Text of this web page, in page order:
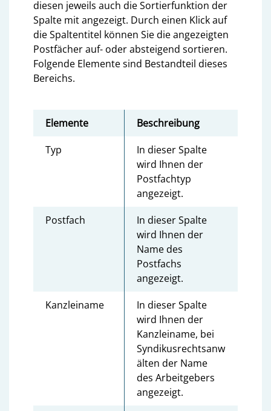
diesen jeweils auch die Sortierfunktion der
Spalte mit angezeigt. Durch einen Klick auf
die Spaltentitel können Sie die angezeigten
Postfächer auf- oder absteigend sortieren.
Folgende Elemente sind Bestandteil dieses
Bereichs.
Elemente
Beschreibung
Typ
In dieser Spalte
wird Ihnen der
Postfachtyp
angezeigt.
Postfach
In dieser Spalte
wird Ihnen der
Name des
Postfachs
angezeigt.
Kanzleiname
In dieser Spalte
wird Ihnen der
Kanzleiname, bei
Syndikusrechtsanw
älten der Name
des Arbeitgebers
angezeigt.